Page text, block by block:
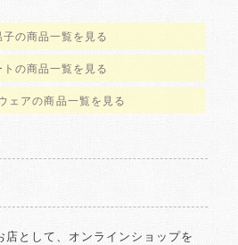
子の商品一覧を見る
トの商品一覧を見る
ェアの商品一覧を見る
店として、オンラインショップを